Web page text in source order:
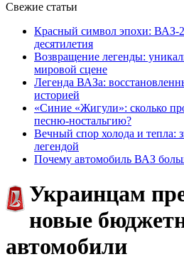
Свежие статьи
Красный символ эпохи: ВАЗ-
десятилетия
Возвращение легенды:
мировой сцене
Легенда ВАЗа:
историей
«Синие «Жигули»: сколько
песню-ностальгию?
Вечный спор холода и тепла:
легендой
Почему автомобиль ВАЗ
Украинцам
новые
автомобили